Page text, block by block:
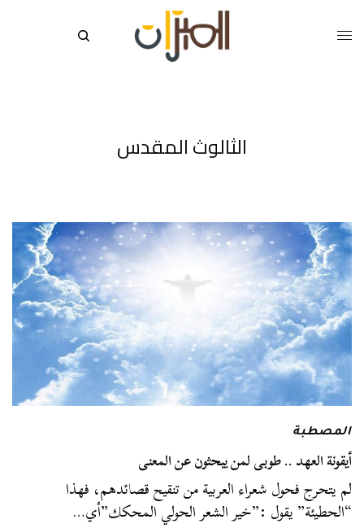
الثالوث المقدس
المصطبة
أيقونة العهد .. طوبى لمن يبحثون عن المعنى
لم يتحرج فحول شعراء العربية من تنقيح قصائدهم، فهذا
“الحطيئة” يقول :”خير الشعر الحولي المحكك”أي…